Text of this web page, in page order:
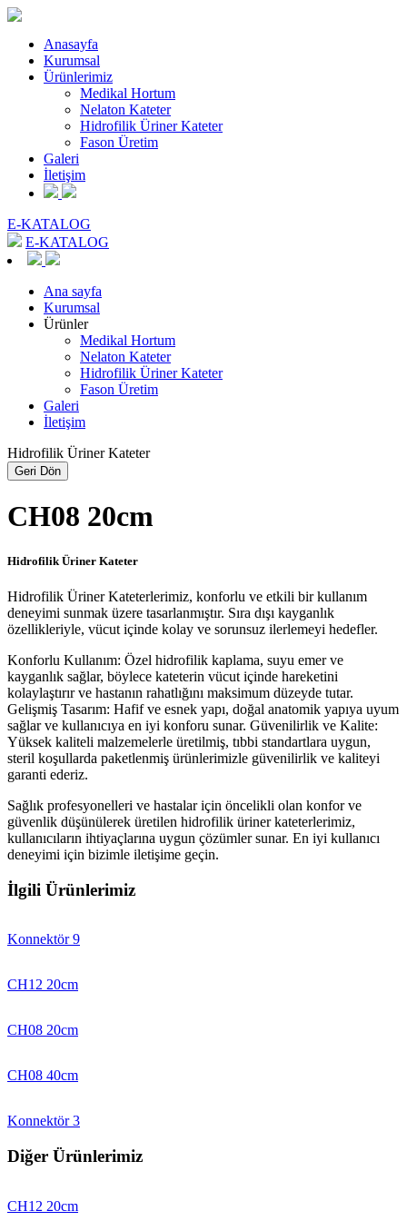
Anasayfa
Kurumsal
Ürünlerimiz
Medikal Hortum
Nelaton Kateter
Hidrofilik Üriner Kateter
Fason Üretim
Galeri
İletişim
E-KATALOG
E-KATALOG
Ana sayfa
Kurumsal
Ürünler
Medikal Hortum
Nelaton Kateter
Hidrofilik Üriner Kateter
Fason Üretim
Galeri
İletişim
Hidrofilik Üriner Kateter
Geri Dön
CH08 20cm
Hidrofilik Üriner Kateter
Hidrofilik Üriner Kateterlerimiz, konforlu ve etkili bir kullanım
deneyimi sunmak üzere tasarlanmıştır. Sıra dışı kayganlık
özellikleriyle, vücut içinde kolay ve sorunsuz ilerlemeyi hedefler.
Konforlu Kullanım: Özel hidrofilik kaplama, suyu emer ve
kayganlık sağlar, böylece kateterin vücut içinde hareketini
kolaylaştırır ve hastanın rahatlığını maksimum düzeyde tutar.
Gelişmiş Tasarım: Hafif ve esnek yapı, doğal anatomik yapıya uyum
sağlar ve kullanıcıya en iyi konforu sunar. Güvenilirlik ve Kalite:
Yüksek kaliteli malzemelerle üretilmiş, tıbbi standartlara uygun,
steril koşullarda paketlenmiş ürünlerimizle güvenilirlik ve kaliteyi
garanti ederiz.
Sağlık profesyonelleri ve hastalar için öncelikli olan konfor ve
güvenlik düşünülerek üretilen hidrofilik üriner kateterlerimiz,
kullanıcıların ihtiyaçlarına uygun çözümler sunar. En iyi kullanıcı
deneyimi için bizimle iletişime geçin.
İlgili Ürünlerimiz
Konnektör 9
CH12 20cm
CH08 20cm
CH08 40cm
Konnektör 3
Diğer Ürünlerimiz
CH12 20cm